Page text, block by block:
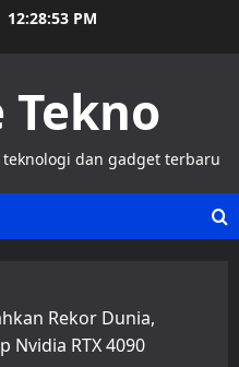
12:28:54 PM
dan gadget terbaru
Rekor Dunia,
Nvidia RTX 4090